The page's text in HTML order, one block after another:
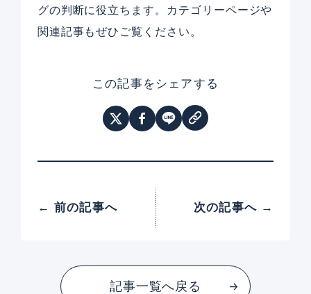
グの判断に役立ちます。カテゴリーページや
関連記事もぜひご覧ください。
この記事をシェアする
← 前の記事へ 次の記事へ →
記事一覧へ戻る